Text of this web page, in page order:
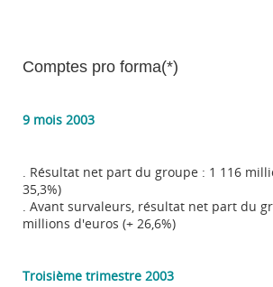
Comptes pro forma(*)
9 mois 2003
. Résultat net part du groupe : 1 116
35,3%)
. Avant survaleurs, résultat net part du
millions d'euros (+ 26,6%)
Troisième trimestre 2003